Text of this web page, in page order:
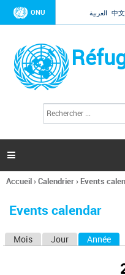
ONU العربية 中文
l
c
h
e

Vous
ici
Accueil›Calendrier› Events
Events calendar
Mois Jour Année